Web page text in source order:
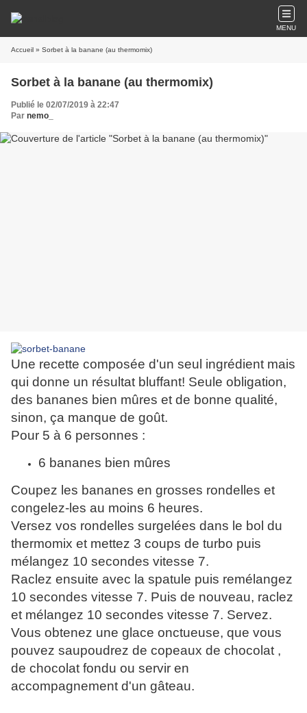
MENU
Accueil » Sorbet à la banane (au thermomix)
Sorbet à la banane (au thermomix)
Publié le 02/07/2019 à 22:47
Par nemo_
Une recette composée d'un seul ingrédient mais
qui donne un résultat bluffant! Seule obligation,
des bananes bien mûres et de bonne qualité,
sinon, ça manque de goût.
Pour 5 à 6 personnes :
6 bananes bien mûres
Coupez les bananes en grosses rondelles et
congelez-les au moins 6 heures.
Versez vos rondelles surgelées dans le bol du
thermomix et mettez 3 coups de turbo puis
mélangez 10 secondes vitesse 7.
Raclez ensuite avec la spatule puis remélangez
10 secondes vitesse 7. Puis de nouveau, raclez
et mélangez 10 secondes vitesse 7. Servez.
Vous obtenez une glace onctueuse, que vous
pouvez saupoudrez de copeaux de chocolat ,
de chocolat fondu ou servir en
accompagnement d'un gâteau.